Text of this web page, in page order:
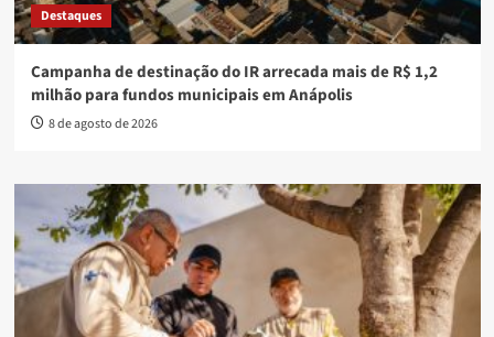
Destaques
Campanha de destinação do IR arrecada mais de R$ 1,2
milhão para fundos municipais em Anápolis
8 de agosto de 2026